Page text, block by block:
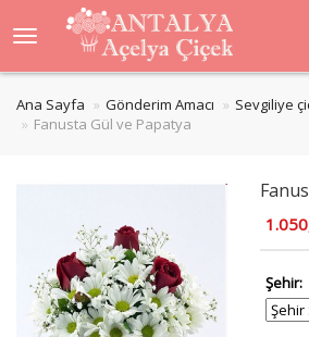
Ana Sayfa Gönderim Amacı
Sevgiliye
Fanusta Gül ve Papatya
Şehir: